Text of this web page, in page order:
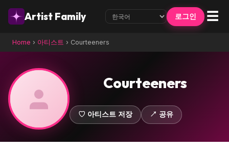
Artist Family 로그인 ☰
Home › 아티스트 › Courteeners
Courteeners
♡ 아티스트 저장 ↗ 공유